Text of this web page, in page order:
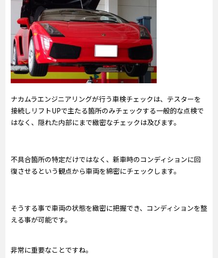
ナカムラエンジニアリングが行う車検チェックは、テスターを
接続しリフトUPで主たる箇所のみチェックする一般的な点検で
はなく、隠れた内部にまで緻密なチェックは及びます。
不具合箇所の特定だけではなく、新車時のコンディションに回
復させるという観点から車両を綿密にチェックします。
そうする事で車両の状態を緻密に把握でき、コンディションを整
える事が可能です。
非常に重要なことですね。